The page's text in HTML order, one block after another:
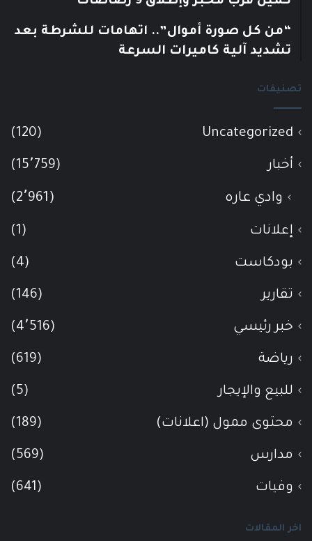
“من كل صورة أموال”.. اتهامات للشرطة بعد
تشديد آلية كاميرات السرعة
تصنيفات
Uncategorized
(120)
أخبار (15٬759)
وادي عاره (2٬961)
إعلانات (1)
بودكاست (4)
تقارير (146)
خبر رئيسي (4٬516)
رياضة (619)
للبيع والإيجار (5)
محتوى ممول (اعلانات) (189)
مدارس (569)
وفيات (641)
اخر المقالات